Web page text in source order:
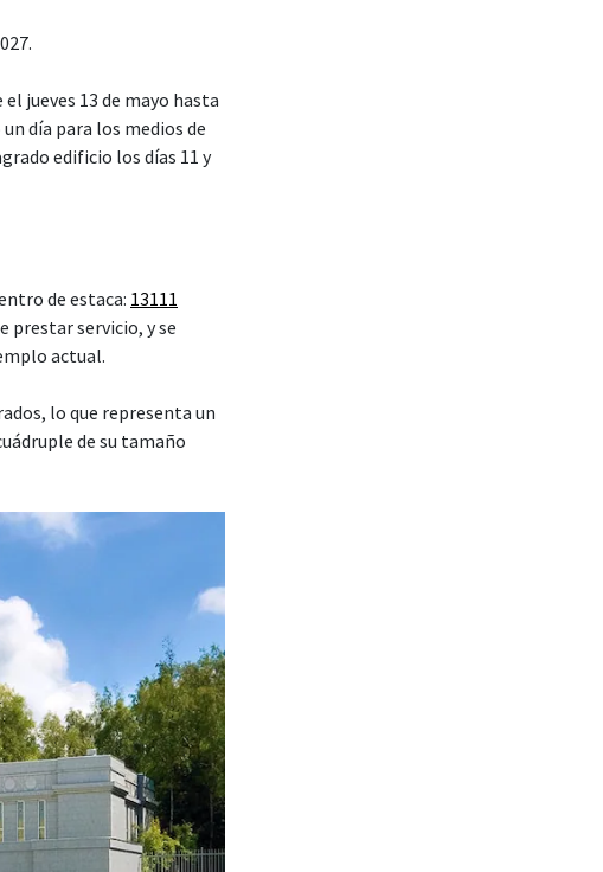
jueves 13 de mayo hasta
día para los medios de
edificio los días 11 y
de estaca: 13111
prestar servicio, y se
actual.
lo que representa un
de su tamaño